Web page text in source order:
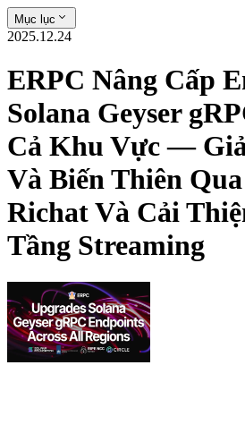
Mục lục
2025.12.24
ERPC Nâng Cấp
Solana Geyser
Cả Khu Vực —
Và Biến Thiên
Richat Và Cải
Tầng Streaming